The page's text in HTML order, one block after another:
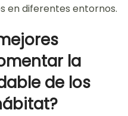
en diferentes entornos.
la
de los